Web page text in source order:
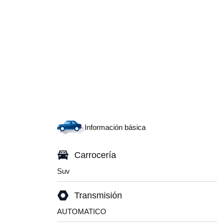
Información básica
Carrocería
Suv
Transmisión
AUTOMATICO